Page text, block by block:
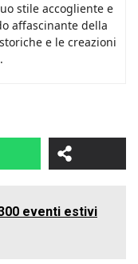
stile accogliente e
affascinante della
e le creazioni
eventi estivi